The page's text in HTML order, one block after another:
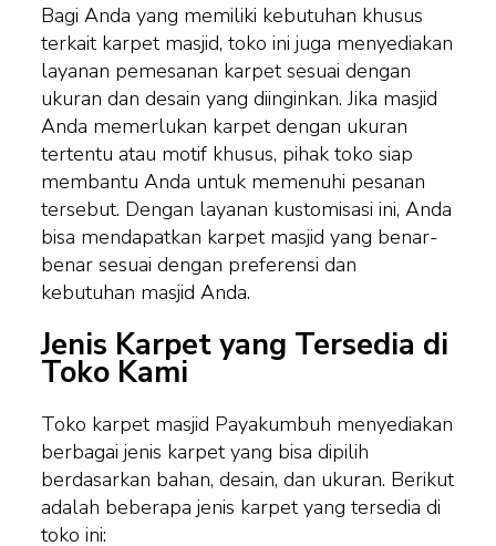
Bagi Anda yang memiliki kebutuhan khusus
terkait karpet masjid, toko ini juga menyediakan
layanan pemesanan karpet sesuai dengan
ukuran dan desain yang diinginkan. Jika masjid
Anda memerlukan karpet dengan ukuran
tertentu atau motif khusus, pihak toko siap
membantu Anda untuk memenuhi pesanan
tersebut. Dengan layanan kustomisasi ini, Anda
bisa mendapatkan karpet masjid yang benar-
benar sesuai dengan preferensi dan
kebutuhan masjid Anda.
Jenis Karpet yang Tersedia di
Toko Kami
Toko karpet masjid Payakumbuh menyediakan
berbagai jenis karpet yang bisa dipilih
berdasarkan bahan, desain, dan ukuran. Berikut
adalah beberapa jenis karpet yang tersedia di
toko ini: